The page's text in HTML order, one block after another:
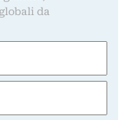
da